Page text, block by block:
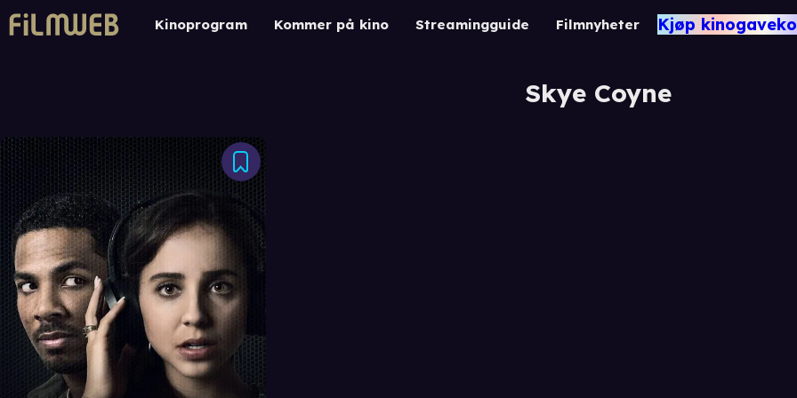
Kinoprogram Kommer på kino Streamingguide Filmnyheter Kjøp
Skye Coyne